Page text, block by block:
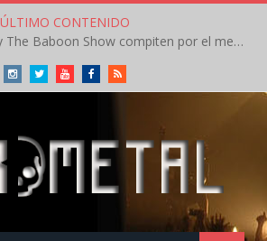
ÚLTIMO CONTENIDO
Crónica: In Flames y The Baboon Show compiten por el mejor concierto del día en el Leyendas del Rock – Viernes – Agosto 2026
InstagramTwitterYoutubeFacebookRSS